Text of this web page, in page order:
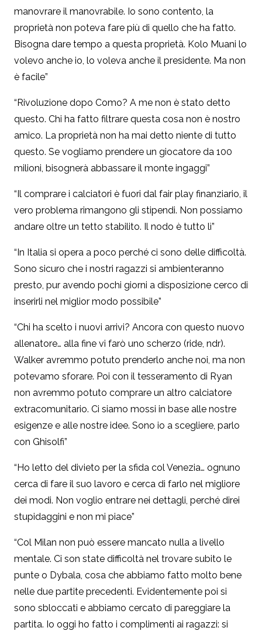
manovrare il manovrabile. Io sono contento, la
proprietà non poteva fare più di quello che ha fatto.
Bisogna dare tempo a questa proprietà. Kolo Muani lo
volevo anche io, lo voleva anche il presidente. Ma non
è facile”
“Rivoluzione dopo Como? A me non è stato detto
questo. Chi ha fatto filtrare questa cosa non è nostro
amico. La proprietà non ha mai detto niente di tutto
questo. Se vogliamo prendere un giocatore da 100
milioni, bisognerà abbassare il monte ingaggi”
“Il comprare i calciatori è fuori dal fair play finanziario, il
vero problema rimangono gli stipendi. Non possiamo
andare oltre un tetto stabilito. Il nodo è tutto lì”
“In Italia si opera a poco perché ci sono delle difficoltà.
Sono sicuro che i nostri ragazzi si ambienteranno
presto, pur avendo pochi giorni a disposizione cerco di
inserirli nel miglior modo possibile”
“Chi ha scelto i nuovi arrivi? Ancora con questo nuovo
allenatore… alla fine vi farò uno scherzo (ride, ndr).
Walker avremmo potuto prenderlo anche noi, ma non
potevamo sforare. Poi con il tesseramento di Ryan
non avremmo potuto comprare un altro calciatore
extracomunitario. Ci siamo mossi in base alle nostre
esigenze e alle nostre idee. Sono io a scegliere, parlo
con Ghisolfi”
“Ho letto del divieto per la sfida col Venezia… ognuno
cerca di fare il suo lavoro e cerca di farlo nel migliore
dei modi. Non voglio entrare nei dettagli, perché direi
stupidaggini e non mi piace”
“Col Milan non può essere mancato nulla a livello
mentale. Ci son state difficoltà nel trovare subito le
punte o Dybala, cosa che abbiamo fatto molto bene
nelle due partite precedenti. Evidentemente poi si
sono sbloccati e abbiamo cercato di pareggiare la
partita. Io oggi ho fatto i complimenti ai ragazzi: si